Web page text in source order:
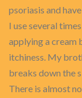
psoriasis and
I use several
applying a cream
itchiness. My
breaks down the
There is almost